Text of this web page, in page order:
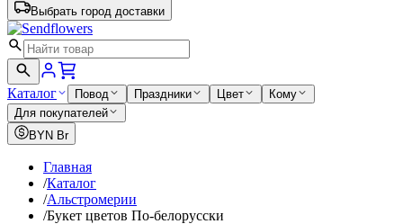
Выбрать город доставки
Каталог Повод Праздники Цвет
Кому
Для покупателей
BYN Br
Главная
/Каталог
/Альстромерии
/Букет цветов По-белорусски